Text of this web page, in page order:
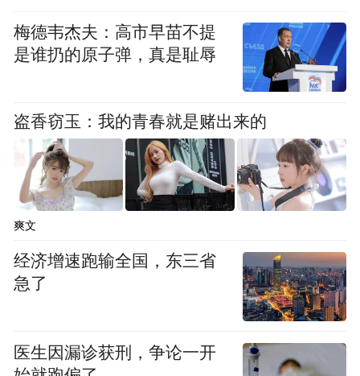
屏幕部分搭载 6.85 英寸悟空屏 2.0 真无孔全
面屏，屏占比 95.3%，黑边仅 1.25mm，无挖
孔、无刘海的设计让游戏视野更完整。屏幕
采用第八代屏下摄像技术，搭载 1600 万像素
京东方 X10 屏下发光材料让屏幕功耗降低
梅德韦杰夫：高市早苗不提
是谁扔的原子弹，真是耻辱
盗香窃玉：我的青春就是赌出来的
爽文
经济增速跑输全国，东三省
急了
医生因漏诊获刑，争论一开